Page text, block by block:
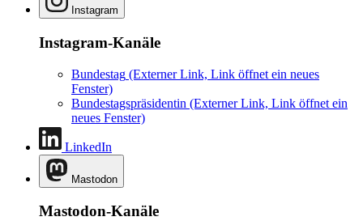
Instagram
Instagram-Kanäle
Bundestag (Externer Link, Link öffnet ein neues
Fenster)
Bundestagspräsidentin (Externer Link, Link öffnet ein
neues Fenster)
LinkedIn
Mastodon
Mastodon-Kanäle